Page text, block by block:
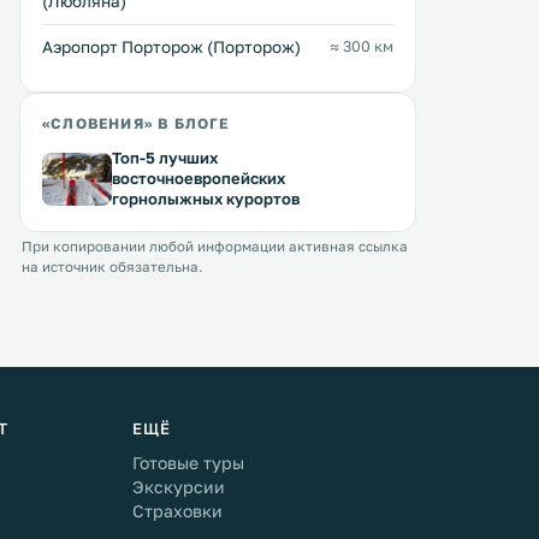
Аэропорт Порторож (Порторож) ≈ 300 км
«СЛОВЕНИЯ» В БЛОГЕ
Топ-5 лучших
восточноевропейских
горнолыжных курортов
При копировании любой информации активная ссылка
на источник обязательна.
ЕЩЁ
Готовые туры
Экскурсии
Страховки